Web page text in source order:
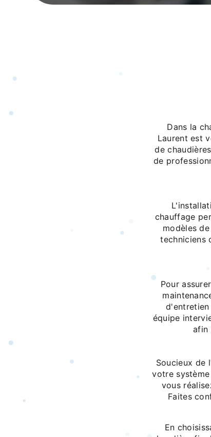
Dans la
Laurent est
de
de
chauffage
modèles
techniciens
Pour
d'entretien
équipe
afin
Soucieux de
votre
vous
Faites
En